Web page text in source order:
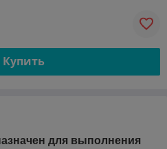
Купить
для выполнения